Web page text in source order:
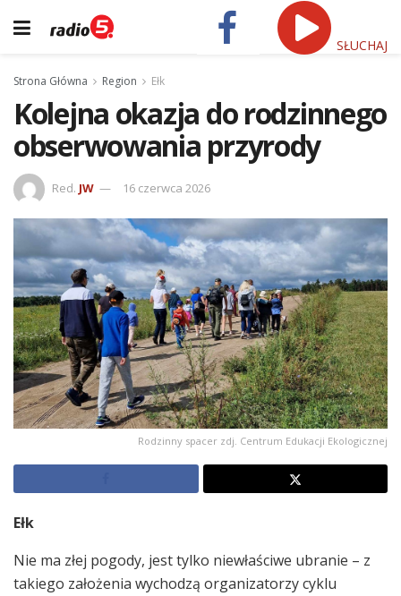
SŁUCHAJ
Strona Główna Region Ełk
Kolejna okazja do rodzinnego
obserwowania przyrody
Red. JW 16 czerwca 2026
Rodzinny spacer zdj. Centrum Edukacji Ekologicznej
Ełk
Nie ma złej pogody, jest tylko niewłaściwe ubranie – z
takiego założenia wychodzą organizatorzy cyklu